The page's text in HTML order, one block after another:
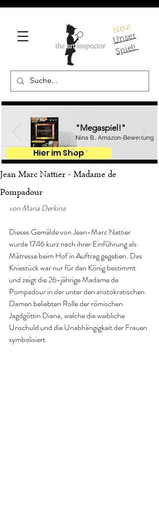
Neu!
U
ns
er
S
pi
el!
"Megaspiel!"
Nina B., Amazon-Bewertung
Hier im Shop
Jean Marc Nattier - Madame de
Pompadour
von Maria Derkina
Dieses Gemälde von Jean-Marc Nattier
wurde 1746 kurz nach ihrer Einführung als
Mätresse beim Hof in Auftrag gegeben. Das
Kniestück war nur für den König bestimmt
und zeigt die 26-jährige Madame de
Pompadour in der unter den aristokratischen
Damen beliebten Rolle der römischen
Jagdgöttin Diana, welche die weibliche
Unschuld und die Unabhängigkeit der Frauen
symbolisiert.